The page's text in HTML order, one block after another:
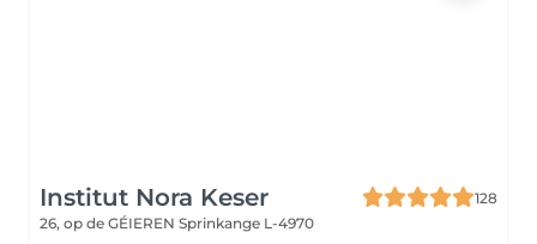
Institut Nora Keser
128
26, op de GÉIEREN Sprinkange L-4970